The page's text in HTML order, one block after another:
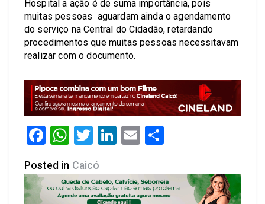
Hospital a ação é de suma importância, pois
muitas pessoas aguardam ainda o agendamento
do serviço na Central do Cidadão, retardando
procedimentos que muitas pessoas necessitavam
realizar com o documento.
Facebook
WhatsApp
Twitter
LinkedIn
Email
Posted in Caicó